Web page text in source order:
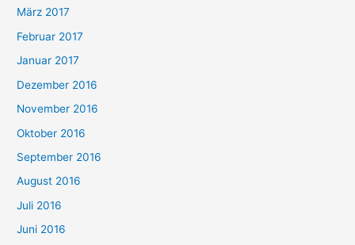
März 2017
Februar 2017
Januar 2017
Dezember 2016
November 2016
Oktober 2016
September 2016
August 2016
Juli 2016
Juni 2016